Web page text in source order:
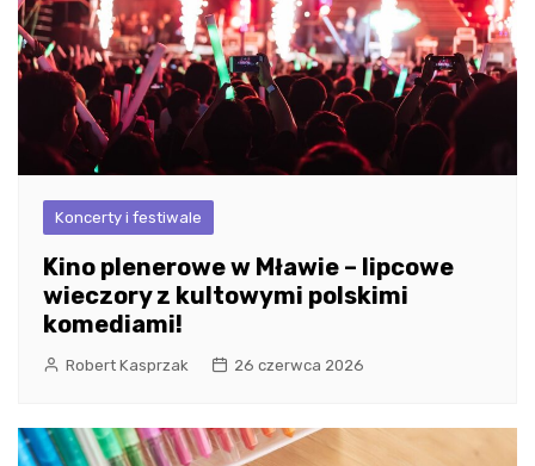
Koncerty i festiwale
Kino plenerowe w Mławie – lipcowe
wieczory z kultowymi polskimi
komediami!
Robert Kasprzak 26 czerwca 2026